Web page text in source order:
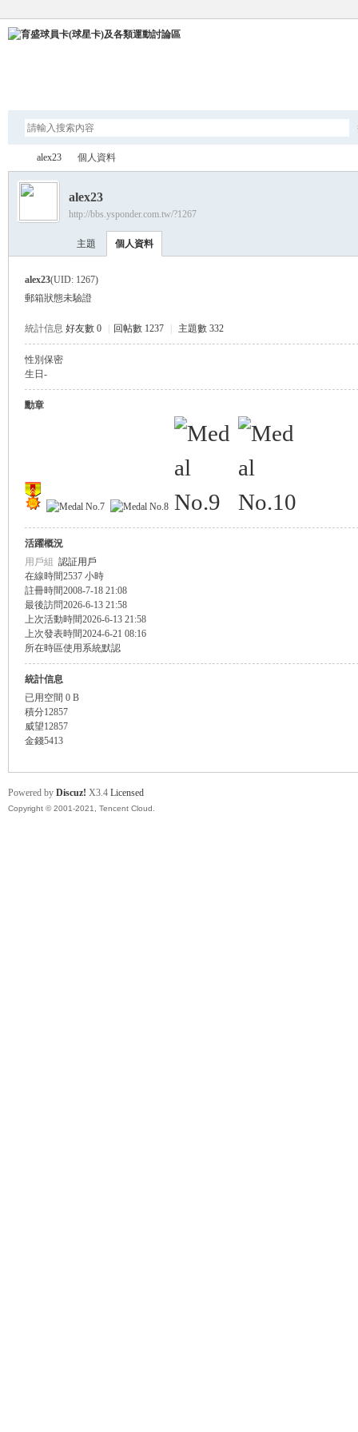
›
alex23 個人資料
alex23
http://bbs.ysponder.com.tw/?1267
主題 個人資料
alex23(UID: 1267)
郵箱狀態未驗證
統計信息 好友數 0 回帖數 1237 主題數 332
性別 保密
生日 -
勳章
活躍概況
用戶組 認証用戶
在線時間2537 小時
註冊時間2008-7-18 21:08
最後訪問2026-6-13 21:58
上次活動時間2026-6-13 21:58
上次發表時間2024-6-21 08:16
所在時區使用系統默認
統計信息
已用空間 0 B
積分12857
威望12857
金錢5413
Powered by Discuz! X3.4 Licensed
Copyright © 2001-2021, Tencent Cloud.